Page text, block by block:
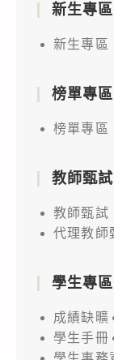
新生專區
新生專區
榜單專區
榜單專區
教師甄試
教師甄試
代理教師
學生專區
成績缺曠
學生手冊